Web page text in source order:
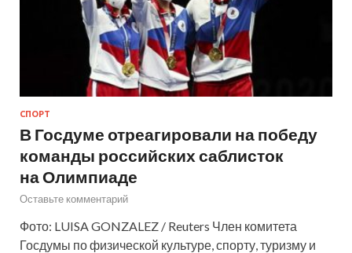
СПОРТ
В Госдуме отреагировали на победу
команды российских саблисток
на Олимпиаде
Оставьте комментарий
Фото: LUISA GONZALEZ / Reuters Член комитета
Госдумы по физической культуре, спорту, туризму и